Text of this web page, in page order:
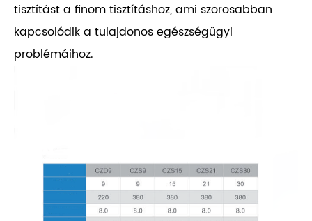
tisztítást a finom tisztításhoz, ami szorosabban
kapcsolódik a tulajdonos egészségügyi
problémáihoz.